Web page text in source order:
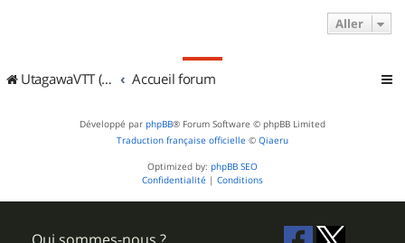
Aller
UtagawaVTT (Randos VTT et VTTAE avec traces GPS) Accueil forum
Développé par phpBB® Forum Software © phpBB Limited
Traduction française officielle © Qiaeru
Optimized by: phpBB SEO
Confidentialité | Conditions